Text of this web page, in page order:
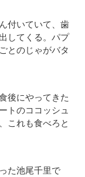
付いていて、歯
してくる。パプ
とのじゃがバタ
後にやってきた
トのココッシュ
これも食べろと
た池尾千里で